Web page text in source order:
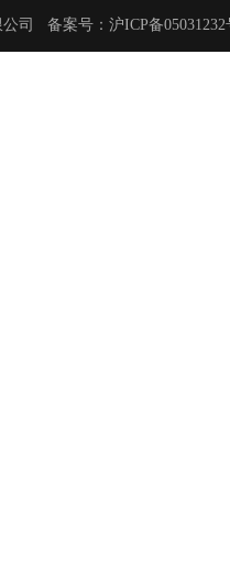
司 备案号： 沪ICP备05031232